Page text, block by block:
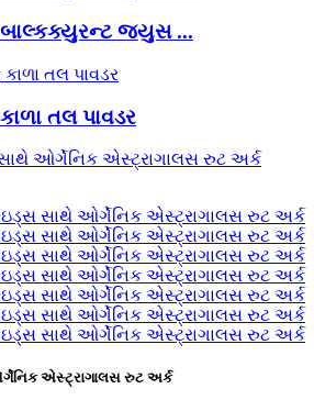
જ્યુસ ...
તલ પાવડર
એસ્ટ્રાગાલસ રુટ અર્ક